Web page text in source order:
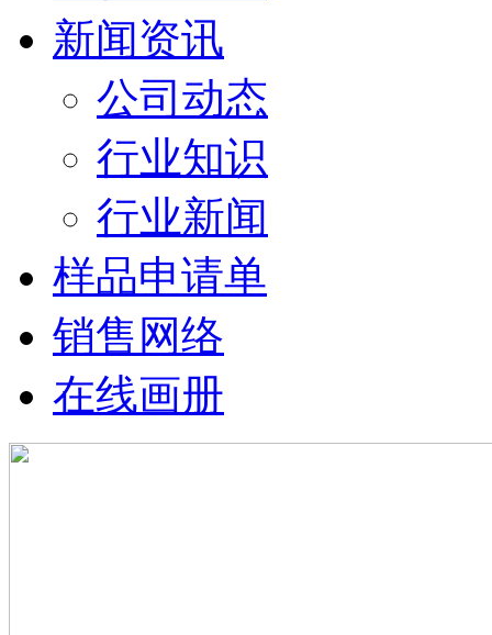
新闻资讯
公司动态
行业知识
行业新闻
样品申请单
销售网络
在线画册